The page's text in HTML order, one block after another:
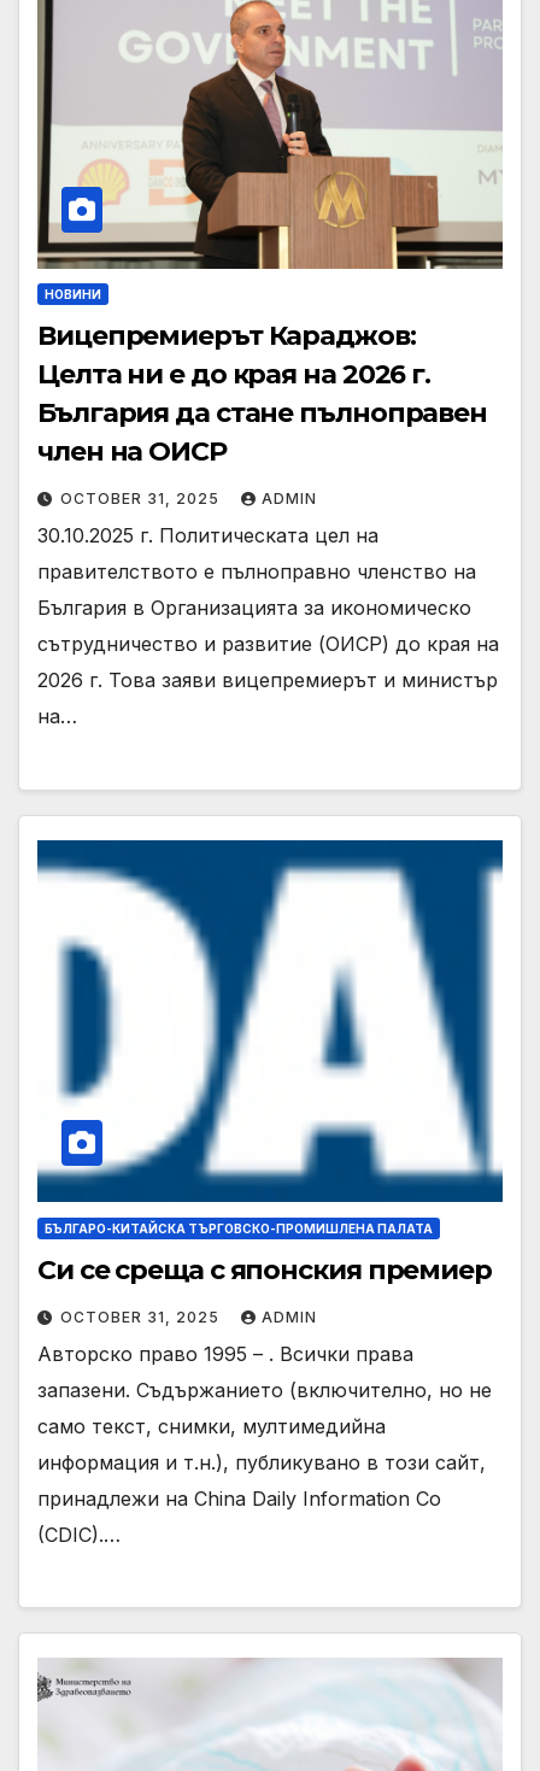
НОВИНИ
Вицепремиерът Караджов:
Целта ни е до края на 2026 г.
България да стане пълноправен
член на ОИСР
OCTOBER 31, 2025 ADMIN
30.10.2025 г. Политическата цел на
правителството е пълноправно членство на
България в Организацията за икономическо
сътрудничество и развитие (ОИСР) до края на
2026 г. Това заяви вицепремиерът и министър
на…
БЪЛГАРО-КИТАЙСКА ТЪРГОВСКО-ПРОМИШЛЕНА ПАЛАТА
Си се среща с японския премиер
OCTOBER 31, 2025 ADMIN
Авторско право 1995 – . Всички права
запазени. Съдържанието (включително, но не
само текст, снимки, мултимедийна
информация и т.н.), публикувано в този сайт,
принадлежи на China Daily Information Co
(CDIC).…